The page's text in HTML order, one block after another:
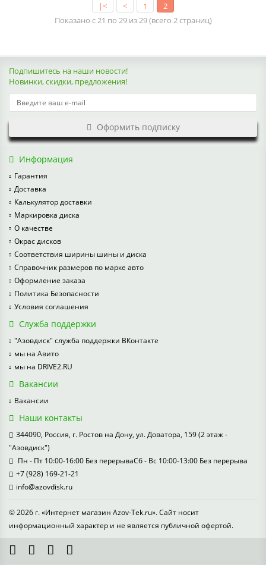
|< < 1
2
Показано с 21 по 29 из 29 (всего 2 страниц)
Подпишитесь на наши новости!
Новинки, скидки, предложения!
Оформить подписку
Информация
Гарантия
Доставка
Калькулятор доставки
Маркировка диска
О качестве
Окрас дисков
Соответствия ширины шины и диска
Справочник размеров по марке авто
Оформление заказа
Политика Безопасности
Условия соглашения
Служба поддержки
"Азовдиск" служба поддержки ВКонтакте
мы на Авито
мы на DRIVE2.RU
Вакансии
Вакансии
Наши контакты
344090, Россия, г. Ростов на Дону, ул. Доватора, 159 (2 этаж -
"Азовдиск")
Пн - Пт 10:00-16:00 Без перерываСб - Вс 10:00-13:00 Без перерыва
+7 (928) 169-21-21
info@azovdisk.ru
© 2026 г. «Интернет магазин Azov-Tek.ru». Сайт носит
информационный характер и не является публичной офертой.